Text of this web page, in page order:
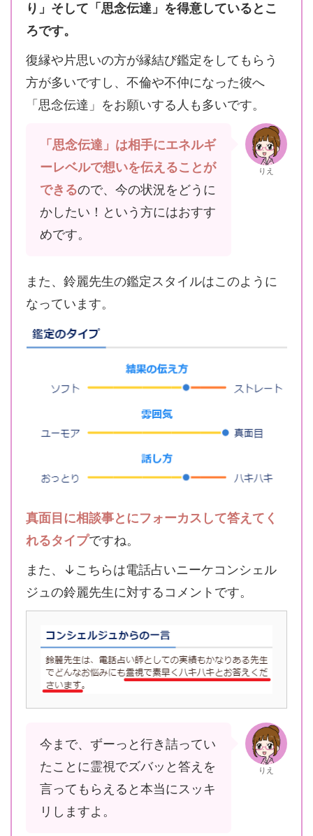
り」そして「思念伝達」を得意しているとこ
ろです。
復縁や片思いの方が縁結び鑑定をしてもらう
方が多いですし、不倫や不仲になった彼へ
「思念伝達」をお願いする人も多いです。
「思念伝達」は相手にエネルギ
ーレベルで想いを伝えることが
できるので、今の状況をどうに
かしたい！という方にはおすす
めです。
りえ
また、鈴麗先生の鑑定スタイルはこのように
なっています。
真面目に相談事とにフォーカスして答えてく
れるタイプですね。
また、↓こちらは電話占いニーケコンシェル
ジュの鈴麗先生に対するコメントです。
今まで、ずーっと行き詰ってい
たことに霊視でズバッと答えを
言ってもらえると本当にスッキ
リしますよ。
りえ